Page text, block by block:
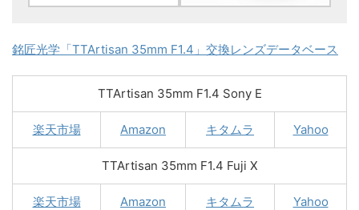
銘匠光学「TTArtisan 35mm F1.4」交換レンズデータベース
TTArtisan 35mm F1.4 Sony E
楽天市場 Amazon キタムラ Yahoo
TTArtisan 35mm F1.4 Fuji X
楽天市場 Amazon キタムラ Yahoo